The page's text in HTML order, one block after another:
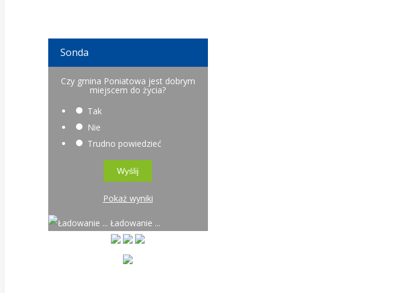
Sonda
Czy gmina Poniatowa jest dobrym
miejscem do życia?
Tak
Nie
Trudno powiedzieć
Pokaż wyniki
Ładowanie ...